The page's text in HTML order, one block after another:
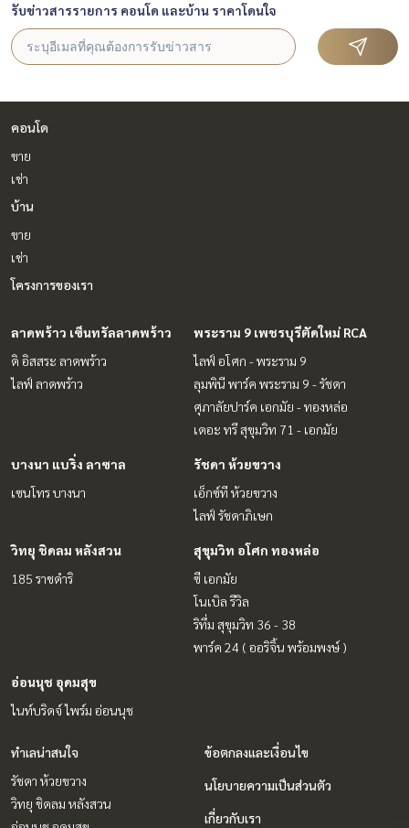
รับข่าวสารรายการ คอนโด และบ้าน ราคาโดนใจ
คอนโด
ขาย
เช่า
บ้าน
ขาย
เช่า
โครงการของเรา
ลาดพร้าว เซ็นทรัลลาดพร้าว
ดิ อิสสระ ลาดพร้าว
ไลฟ์ ลาดพร้าว
พระราม 9 เพชรบุรีตัดใหม่ RCA
ไลฟ์ อโศก - พระราม 9
ลุมพินี พาร์ค พระราม 9 - รัชดา
ศุภาลัยปาร์ค เอกมัย - ทองหล่อ
เดอะ ทรี สุขุมวิท 71 - เอกมัย
บางนา แบริ่ง ลาซาล
เซนโทร บางนา
รัชดา ห้วยขวาง
เอ็กซ์ที ห้วยขวาง
ไลฟ์ รัชดาภิเษก
วิทยุ ชิดลม หลังสวน
185 ราชดำริ
สุขุมวิท อโศก ทองหล่อ
ซี เอกมัย
โนเบิล รีวิล
ริทึ่ม สุขุมวิท 36 - 38
พาร์ค 24 ( ออริจิ้น พร้อมพงษ์ )
อ่อนนุช อุดมสุข
ไนท์บริดจ์ ไพร์ม อ่อนนุช
ทำเลน่าสนใจ
รัชดา ห้วยขวาง
วิทยุ ชิดลม หลังสวน
ข้อตกลงและเงื่อนไข
นโยบายความเป็นส่วนตัว
เกี่ยวกับเรา